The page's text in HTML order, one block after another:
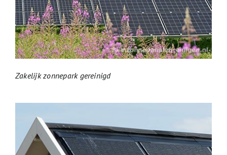
Zakelijk zonnepark gereinigd